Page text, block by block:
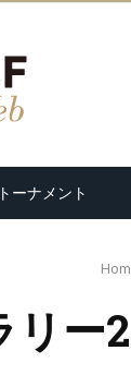
トーナメント
ー